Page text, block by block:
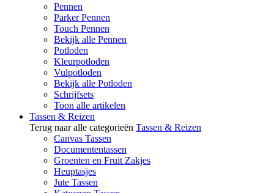
Pennen
Parker Pennen
Touch Pennen
Bekijk alle Pennen
Potloden
Kleurpotloden
Vulpotloden
Bekijk alle Potloden
Schrijfsets
Toon alle artikelen
Tassen & Reizen
Terug naar alle categorieën Tassen & Reizen
Canvas Tassen
Documententassen
Groenten en Fruit Zakjes
Heuptasjes
Jute Tassen